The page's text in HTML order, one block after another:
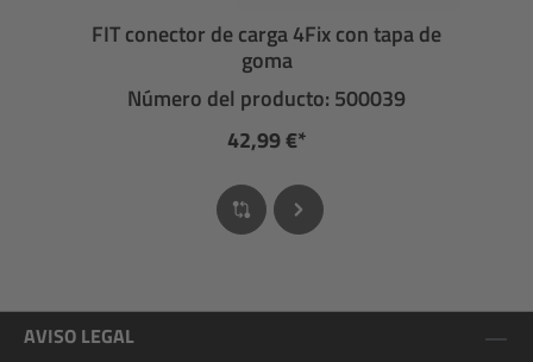
FIT conector de carga 4Fix con tapa de
goma
Número del producto: 500039
42,99 €*
AVISO LEGAL